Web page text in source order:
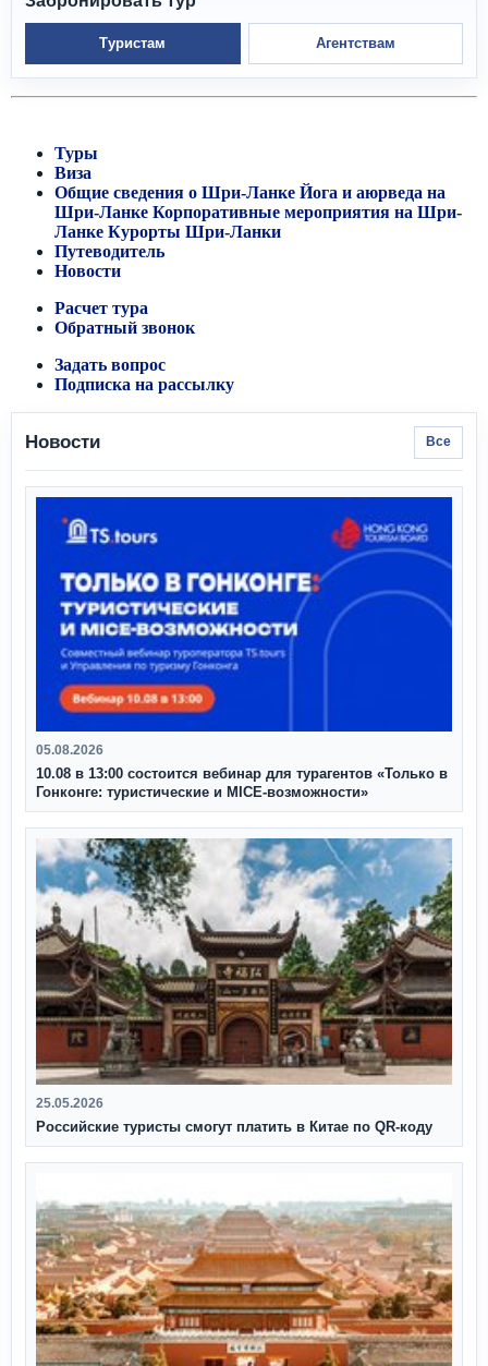
Туристам Агентствам
Туры
Виза
Общие сведения о Шри-Ланке Йога и аюрведа на
Шри-Ланке Корпоративные мероприятия на Шри-
Ланке Курорты Шри-Ланки
Путеводитель
Новости
Расчет тура
Обратный звонок
Задать вопрос
Подписка на рассылку
Новости Все
05.08.2026
10.08 в 13:00 состоится вебинар для турагентов «Только в
Гонконге: туристические и MICE-возможности»
25.05.2026
Российские туристы смогут платить в Китае по QR‑коду